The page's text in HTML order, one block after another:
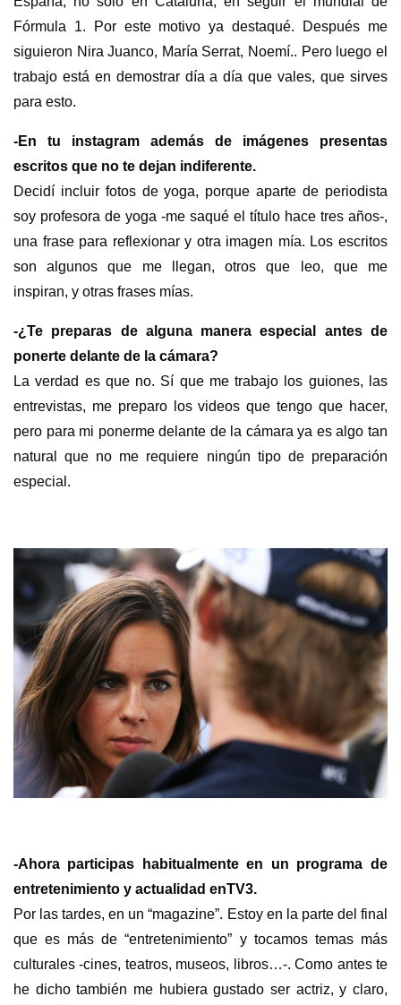
Fórmula 1. Por este motivo ya destaqué. Después me
siguieron Nira Juanco, María Serrat, Noemí.. Pero luego el
trabajo está en demostrar día a día que vales, que sirves
para esto.
-En tu instagram además de imágenes presentas
escritos que no te dejan indiferente.
Decidí incluir fotos de yoga, porque aparte de periodista
soy profesora de yoga -me saqué el título hace tres años-,
una frase para reflexionar y otra imagen mía. Los escritos
son algunos que me llegan, otros que leo, que me
inspiran, y otras frases mías.
-¿Te preparas de alguna manera especial antes de
ponerte delante de la cámara?
La verdad es que no. Sí que me trabajo los guiones, las
entrevistas, me preparo los videos que tengo que hacer,
pero para mi ponerme delante de la cámara ya es algo tan
natural que no me requiere ningún tipo de preparación
especial.
-Ahora participas habitualmente en un programa de
entretenimiento y actualidad enTV3.
Por las tardes, en un “magazine”. Estoy en la parte del final
que es más de “entretenimiento” y tocamos temas más
culturales -cines, teatros, museos, libros…-. Como antes te
he dicho también me hubiera gustado ser actriz, y claro,